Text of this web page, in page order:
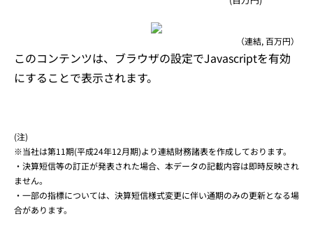
（連結, 百万円）
このコンテンツは、ブラウザの設定でJavascriptを有効
にすることで表示されます。
(注)
※当社は第11期(平成24年12月期)より連結財務諸表を作成しております。
・決算短信等の訂正が発表された場合、本データの記載内容は即時反映され
ません。
・一部の指標については、決算短信様式変更に伴い通期のみの更新となる場
合があります。